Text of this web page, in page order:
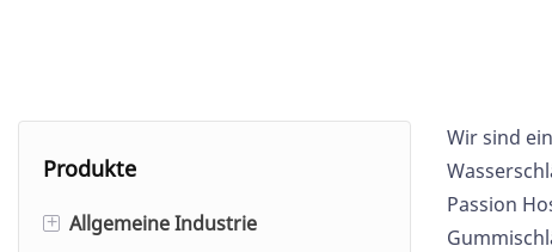
Produkte
+
Allgemeine Industrie
Wir sind
Passion